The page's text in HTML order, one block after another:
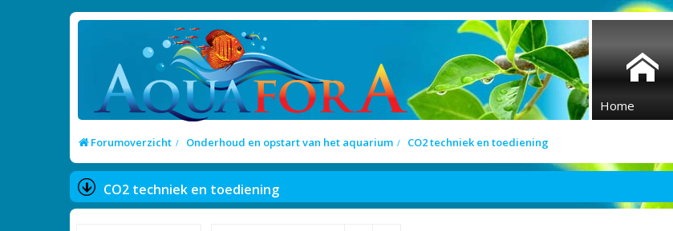
Home
Forumoverzicht Onderhoud en opstart van het aquarium CO2 techniek en toediening
CO2 techniek en toediening